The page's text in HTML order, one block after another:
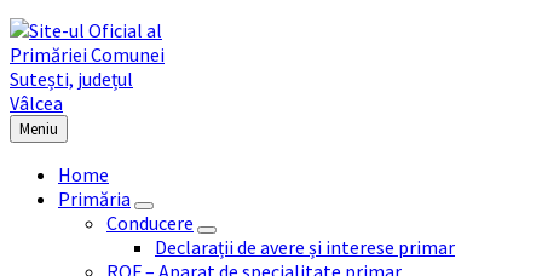
Meniu
Home
Primăria
Conducere
Declarații de avere și interese primar
ROF – Aparat de specialitate primar